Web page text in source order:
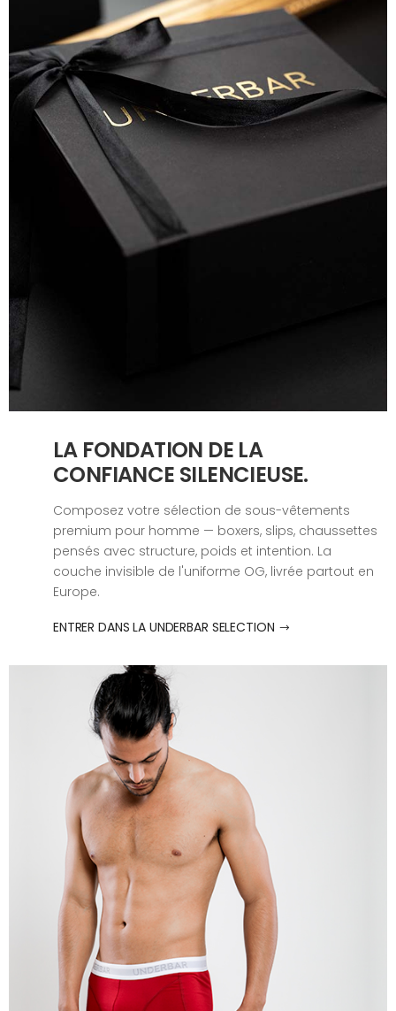
LA FONDATION DE LA
CONFIANCE SILENCIEUSE.
Composez votre sélection de sous-vêtements
premium pour homme — boxers, slips, chaussettes
pensés avec structure, poids et intention. La
couche invisible de l'uniforme OG, livrée partout en
Europe.
ENTRER DANS LA UNDERBAR SELECTION